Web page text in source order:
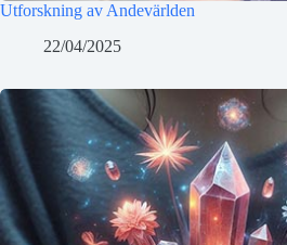
Utforskning av Andevärlden
22/04/2025